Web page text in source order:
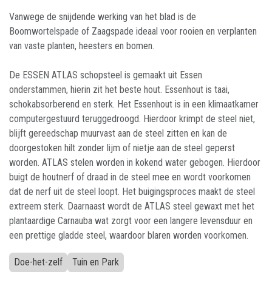
Vanwege de snijdende werking van het blad is de
Boomwortelspade of Zaagspade ideaal voor rooien en verplanten
van vaste planten, heesters en bomen.
De ESSEN ATLAS schopsteel is gemaakt uit Essen
onderstammen, hierin zit het beste hout. Essenhout is taai,
schokabsorberend en sterk. Het Essenhout is in een klimaatkamer
computergestuurd teruggedroogd. Hierdoor krimpt de steel niet,
blijft gereedschap muurvast aan de steel zitten en kan de
doorgestoken hilt zonder lijm of nietje aan de steel geperst
worden. ATLAS stelen worden in kokend water gebogen. Hierdoor
buigt de houtnerf of draad in de steel mee en wordt voorkomen
dat de nerf uit de steel loopt. Het buigingsproces maakt de steel
extreem sterk. Daarnaast wordt de ATLAS steel gewaxt met het
plantaardige Carnauba wat zorgt voor een langere levensduur en
een prettige gladde steel, waardoor blaren worden voorkomen.
Doe-het-zelf Tuin en Park